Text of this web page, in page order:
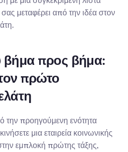
μεταφέρει από την ιδέα στον
βήμα προς βήμα:
πρώτο
προηγούμενη ενότητα
μια εταιρεία κοινωνικής
εμπλοκή πρώτης τάξης,